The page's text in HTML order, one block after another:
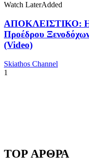
Watch LaterAdded
ΑΠΟΚΛΕΙΣΤΙΚΟ: Η
Προέδρου
(Video)
Skiathos Channel
1
TOP ΑΡΘΡΑ